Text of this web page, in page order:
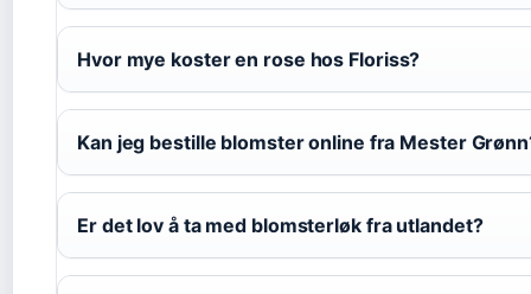
Hvor mye koster en rose hos Floriss?
Kan jeg bestille blomster online fra Mester
Er det lov å ta med blomsterløk fra utlandet?